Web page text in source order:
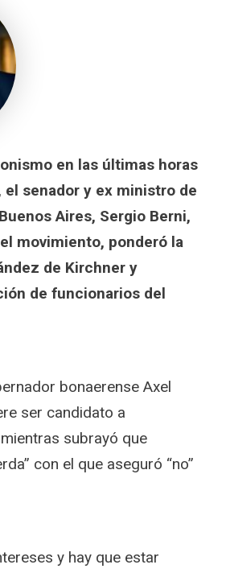
en las últimas horas
senador y ex ministro de
Aires, Sergio Berni,
movimiento, ponderó la
de Kirchner y
de funcionarios del
bonaerense Axel
ser candidato a
subrayó que
con el que aseguró “no”
y hay que estar